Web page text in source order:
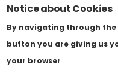
Notice about Cookies
By navigating through the
button you are giving us
your browser
Trabaja con nosotros
Informes y
Perfil del contratante